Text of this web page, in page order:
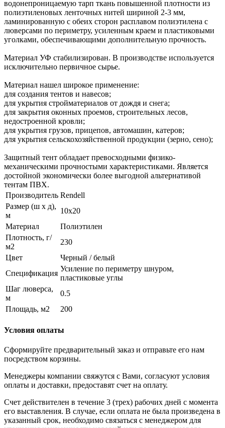
водонепроницаемую тарп ткань повышенной плотности из
полиэтиленовых ленточных нитей шириной 2-3 мм,
ламинированную с обеих сторон расплавом полиэтилена с
люверсами по периметру, усиленным краем и пластиковыми
уголками, обеспечивающими дополнительную прочность.
Материал УФ стабилизирован. В производстве используется
исключительно первичное сырье.
Материал нашел широкое применение:
для создания тентов и навесов;
для укрытия стройматериалов от дождя и снега;
для закрытия оконных проемов, строительных лесов,
недостроенной кровли;
для укрытия грузов, прицепов, автомашин, катеров;
для укрытия сельскохозяйственной продукции (зерно, сено);
Защитный тент обладает превосходными физико-
механическими прочностыми характеристиками. Является
достойной экономически более выгодной альтернативой
тентам ПВХ.
Производитель Rendell
Размер (ш х д),
м
10х20
Материал
Полиэтилен
Плотность, г/
м2
230
Цвет
Черный / белый
Спецификация
Усиление по периметру шнуром,
пластиковые углы
Шаг люверса,
м
0.5
Площадь, м2
200
Условия оплаты
Сформируйте предварительный заказ и отправьте его нам
посредством корзины.
Менеджеры компании свяжутся с Вами, согласуют условия
оплаты и доставки, предоставят счет на оплату.
Счет действителен в течение 3 (трех) рабочих дней с момента
его выставления. В случае, если оплата не была произведена в
указанный срок, необходимо связаться с менеджером для